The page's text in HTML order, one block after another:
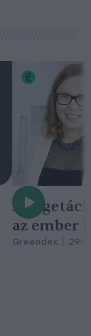
A
az ember
Greendex